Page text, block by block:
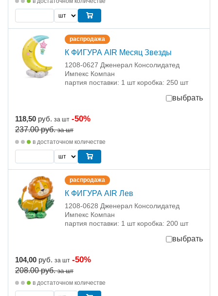
распродажа
К ФИГУРА AIR Месяц Звезды
1208-0627 Дженерал Консолидатед
Импекс Компан
партия поставки: 1 шт коробка: 250 шт
выбрать
118,50 руб. за шт -50%
237.00руб. за шт
в достаточном количестве
распродажа
К ФИГУРА AIR Лев
1208-0628 Дженерал Консолидатед
Импекс Компан
партия поставки: 1 шт коробка: 200 шт
выбрать
104,00 руб. за шт -50%
208.00руб. за шт
в достаточном количестве